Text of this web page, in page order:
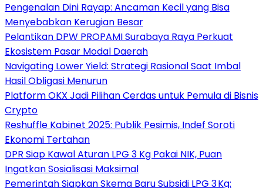
Pengenalan Dini Rayap: Ancaman Kecil yang Bisa
Menyebabkan Kerugian Besar
Pelantikan DPW PROPAMI Surabaya Raya Perkuat
Ekosistem Pasar Modal Daerah
Navigating Lower Yield: Strategi Rasional Saat Imbal
Hasil Obligasi Menurun
Platform OKX Jadi Pilihan Cerdas untuk Pemula di Bisnis
Crypto
Reshuffle Kabinet 2025: Publik Pesimis, Indef Soroti
Ekonomi Tertahan
DPR Siap Kawal Aturan LPG 3 Kg Pakai NIK, Puan
Ingatkan Sosialisasi Maksimal
Pemerintah Siapkan Skema Baru Subsidi LPG 3 Kg: